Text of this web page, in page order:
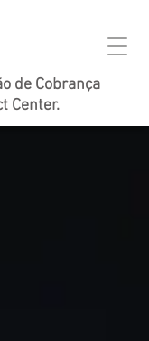
de Cobrança
Center.